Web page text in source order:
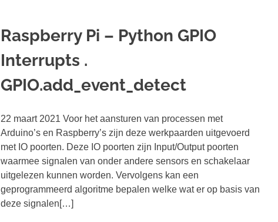
Raspberry Pi – Python GPIO
Interrupts .
GPIO.add_event_detect
22 maart 2021 Voor het aansturen van processen met
Arduino’s en Raspberry’s zijn deze werkpaarden uitgevoerd
met IO poorten. Deze IO poorten zijn Input/Output poorten
waarmee signalen van onder andere sensors en schakelaar
uitgelezen kunnen worden. Vervolgens kan een
geprogrammeerd algoritme bepalen welke wat er op basis van
deze signalen[…]